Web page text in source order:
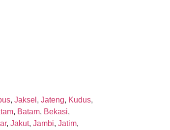
, Jaksel , Jateng, Kudus,
, Batam, Bekasi,
, Jakut, Jambi, Jatim,